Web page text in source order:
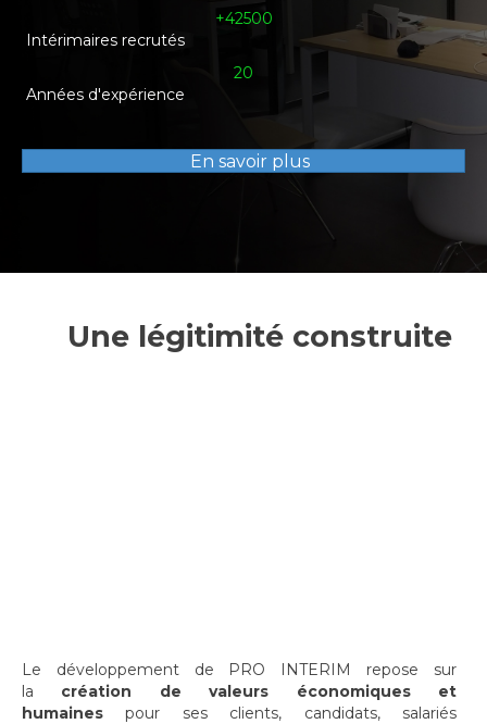
+42500
Intérimaires recrutés
20
Années d'expérience
En savoir plus
Une légitimité construite
nationale